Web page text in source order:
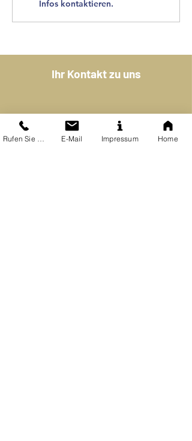
Infos kontaktieren.
Ihr Kontakt zu uns
KERSCH + HANSEN
Peter-Joseph-Lenné-Straße 25
54296 Trier
E-Mail Impressum Home